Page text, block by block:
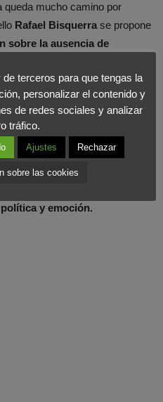
queda mucho camino por
Rafael Bisquerra se propone
sobre la ausencia de
también a la sociedad en
los sentimientos y
respuesta a todas las
hacer en relación a estos dos
y emoción.
terceros para que tengas la
personalizar el contenido y
de redes sociales y analizar
tráfico.
Ajustes Rechazar
sobre las cookies